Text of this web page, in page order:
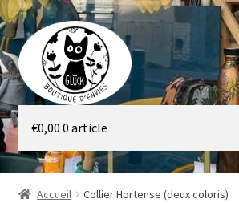
Aller
à
la
navigation
Aller
au
contenu
Galerie
Boutique
€0,00 0 article
Accueil Collier Hortense (deux coloris)